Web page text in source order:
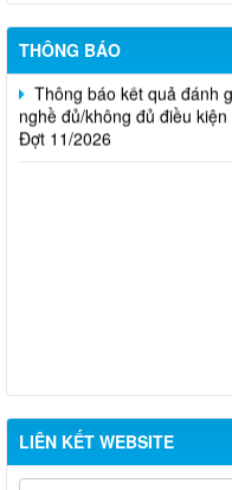
THÔNG BÁO
nghề đủ/không đủ điều
Đợt 10/2026
Thông báo kết quả đánh
nghề đủ/không đủ điều
Đợt 11/2026
LIÊN KẾT WEBSITE